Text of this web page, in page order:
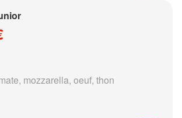
mozzarella, oeuf, thon